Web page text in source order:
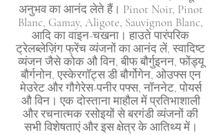
अनुभव का आनंद लेते हैं। Pinot Noir, Pinot
Blanc, Gamay, Aligote, Sauvignon Blanc,
आदि का वाइन-चखना। हाउते पारंपरिक
ट्रेलब्लेज़िंग फ्रेंच व्यंजनों का आनंद लें, स्वादिष्ट
व्यंजन जैसे कोक औ विन, बीफ बौर्गुइनन, फोंड्यू
बौर्गनोन, एस्केरगॉट्स डी बौर्गोगेन, ओउफ्स एन
मेउरेट और गौगेरेस-पनीर पफ्स, नॉननेट, पोयर्स
औ विन। एक दोस्ताना माहौल में प्रतिभाशाली
और रचनात्मक रसोइयों से बरगंडी व्यंजनों की
सभी विशेषताएं और इस क्षेत्र के आतिथ्य में।